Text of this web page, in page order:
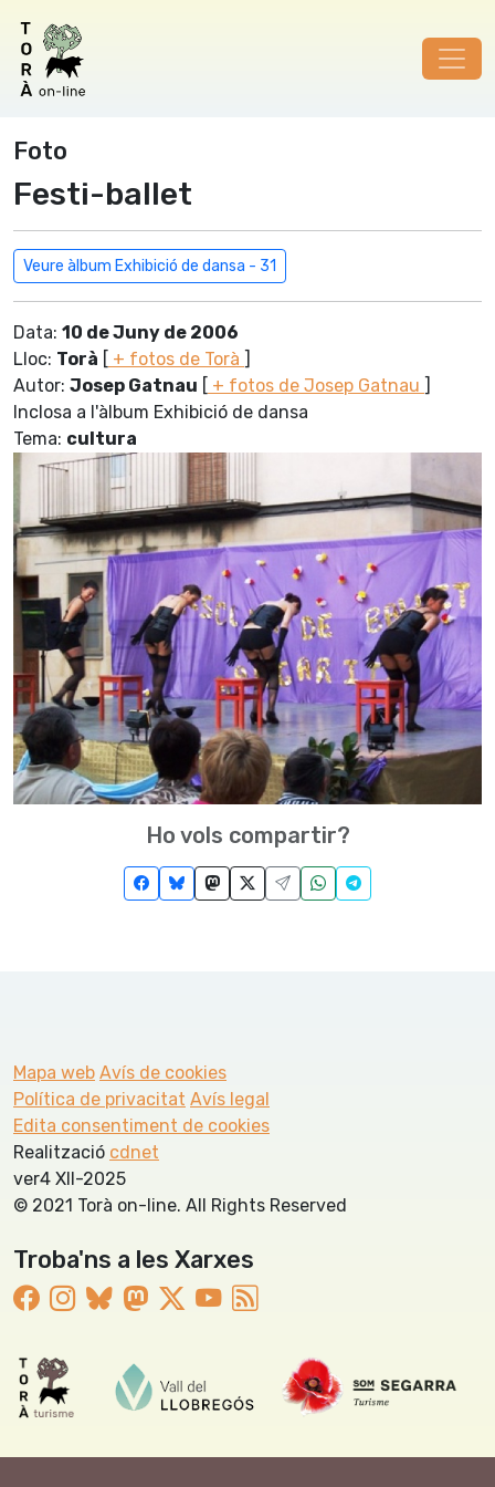
Foto
Festi-ballet
Veure àlbum Exhibició de dansa - 31
Data: 10 de Juny de 2006
Lloc: Torà [ + fotos de Torà ]
Autor: Josep Gatnau [ + fotos de Josep Gatnau ]
Inclosa a l'àlbum Exhibició de dansa
Tema: cultura
Ho vols compartir?
Mapa web Avís de cookies
Política de privacitat Avís legal
Edita consentiment de cookies
Realització cdnet
ver4 XII-2025
© 2021 Torà on-line. All Rights Reserved
Troba'ns a les Xarxes